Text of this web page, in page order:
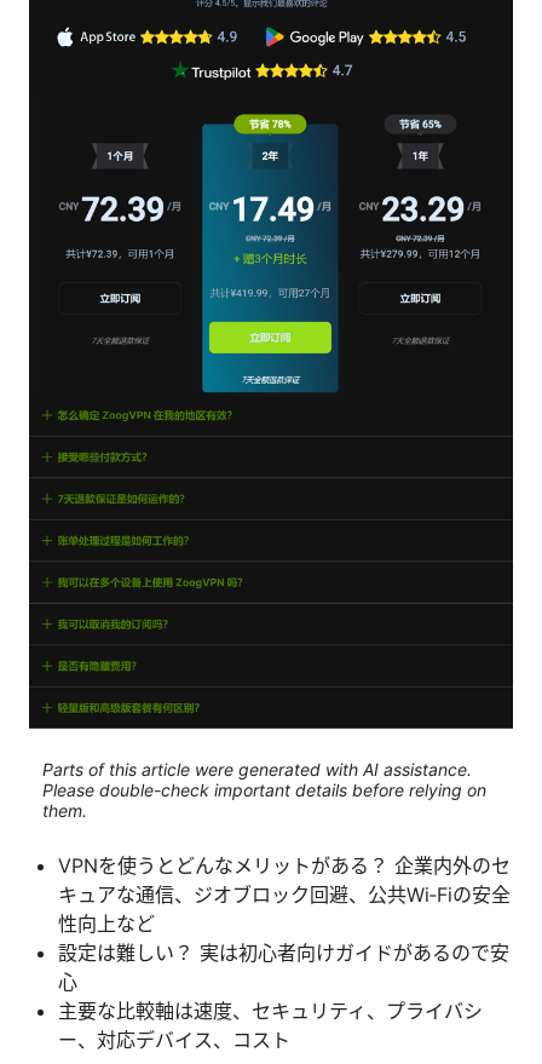
Parts of this article were generated with AI assistance.
Please double-check important details before relying on
them.
VPNを使うとどんなメリットがある？ 企業内外のセ
キュアな通信、ジオブロック回避、公共Wi‑Fiの安全
性向上など
設定は難しい？ 実は初心者向けガイドがあるので安
心
主要な比較軸は速度、セキュリティ、プライバシ
ー、対応デバイス、コスト